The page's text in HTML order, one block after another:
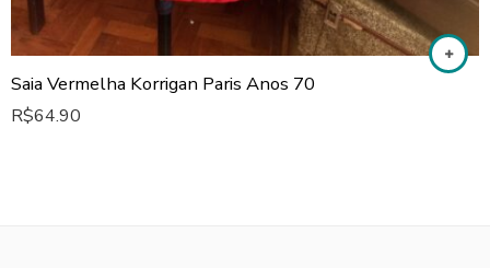
Saia Vermelha Korrigan Paris Anos 70
R$64.90